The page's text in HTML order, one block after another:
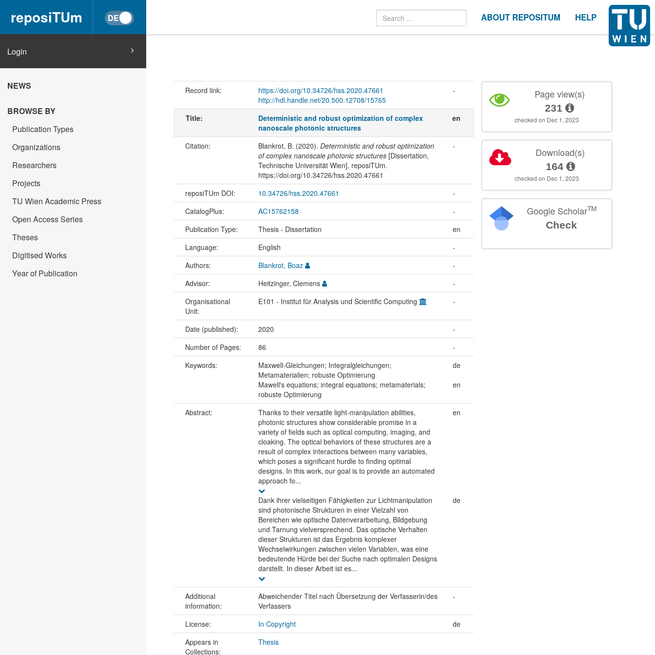
reposiTUm ABOUT REPOSITUM HELP
Login
NEWS
BROWSE BY
Publication Types
Organizations
Researchers
Projects
TU Wien Academic Press
Open Access Series
Theses
Digitised Works
Year of Publication
Record link:
https://doi.org/10.34726/hss.2020.47661
http://hdl.handle.net/20.500.12708/15765
-
Title:
Deterministic and robust optimization of complex
nanoscale photonic structures
en
Citation: Blankrot, B. (2020). Deterministic and robust optimization
of complex nanoscale photonic structures[Dissertation,
Technische Universität Wien]. reposiTUm.
https://doi.org/10.34726/hss.2020.47661
-
reposiTUm DOI: 10.34726/hss.2020.47661
-
CatalogPlus:
AC15762158
-
Publication Type:
Thesis - Dissertation
en
Language:
English
-
Authors:
Blankrot, Boaz
-
Advisor:
Heitzinger, Clemens
-
Organisational
Unit:
E101 - Institut für Analysis und Scientific Computing -
Date (published): 2020
-
Number of Pages:
86
-
Keywords:
Maxwell-Gleichungen; Integralgleichungen;
Metamaterialien; robuste Optimierung
de
Mawell's equations; integral equations; metamaterials;
robuste Optimierung
en
Abstract:
Thanks to their versatile light-manipulation abilities,
photonic structures show considerable promise in a
variety of fields such as optical computing, imaging, and
cloaking. The optical behaviors of these structures are a
result of complex interactions between many variables,
which poses a significant hurdle to finding optimal
designs. In this work, our goal is to provide an automated
approach fo...
en
Dank ihrer vielseitigen Fähigkeiten zur Lichtmanipulation
sind photonische Strukturen in einer Vielzahl von
Bereichen wie optische Datenverarbeitung, Bildgebung
und Tarnung vielversprechend. Das optische Verhalten
dieser Strukturen ist das Ergebnis komplexer
Wechselwirkungen zwischen vielen Variablen, was eine
bedeutende Hürde bei der Suche nach optimalen Designs
darstellt. In dieser Arbeit ist es...
de
Additional
information:
Abweichender Titel nach Übersetzung der Verfasserin/des
Verfassers
-
License: In Copyright
de
Appears in
Collections:
Thesis
Page view(s)
231
checked on Dec 1, 2023
Download(s)
164
checked on Dec 1, 2023
Google ScholarTM
Check